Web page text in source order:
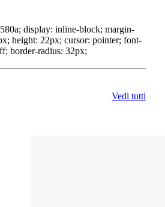
display: inline-block; margin-
height: 22px; cursor: pointer; font-
border-radius: 32px;
Vedi tutti